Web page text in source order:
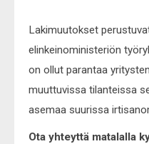
Lakimuutokset
elinkeinoministeriön
on ollut parantaa
muuttuvissa tilanteissa
asemaa suurissa
Ota yhteyttä matalalla